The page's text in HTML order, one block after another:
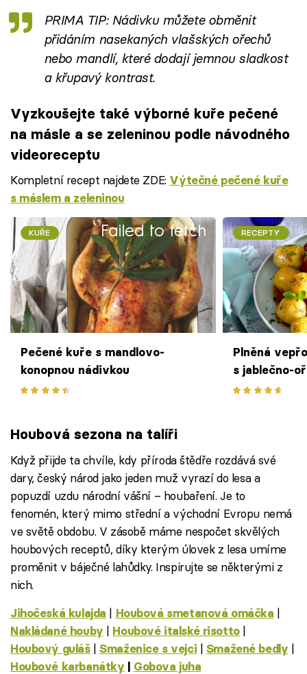
PRIMA TIP: Nádivku můžete obměnit
přidáním nasekaných vlašských ořechů
nebo mandlí, které dodají jemnou sladkost
a křupavý kontrast.
Vyzkoušejte také výborné kuře pečené
na másle a se zeleninou podle návodného
videoreceptu
Kompletní recept najdete ZDE: Výtečné pečené kuře
s máslem a zeleninou
Failed to fetch
KUŘE
Pečené kuře s mandlovo-
konopnou nádivkou
RECEPTY
Plněná
s jablečno-
Houbová sezona na talíři
Když přijde ta chvíle, kdy příroda štědře rozdává své
dary, český národ jako jeden muž vyrazí do lesa a
popuzdí uzdu národní vášní – houbaření. Je to
fenomén, který mimo střední a východní Evropu nemá
ve světě obdobu. V zásobě máme nespočet skvělých
houbových receptů, díky kterým úlovek z lesa umíme
proměnit v báječné lahůdky. Inspirujte se některými z
nich.
Jihočeská kulajda | Houbová smetanová omáčka |
Nakládané houby | Houbové italské risotto|
Houbový guláš|Smaženice s vejci | Smažené bedly |
Houbové karbanátky | Gobova juha